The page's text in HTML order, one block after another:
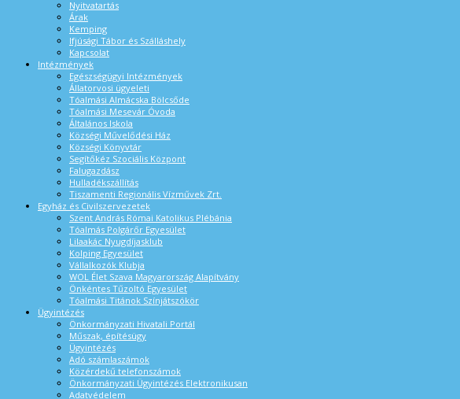
Nyitvatartás
Árak
Kemping
Ifjúsági Tábor és Szálláshely
Kapcsolat
Intézmények
Egészségügyi Intézmények
Állatorvosi ügyeleti
Tóalmási Almácska Bölcsőde
Tóalmási Mesevár Óvoda
Általános Iskola
Községi Művelődési Ház
Községi Könyvtár
Segítőkéz Szociális Központ
Falugazdász
Hulladékszállítás
Tiszamenti Regionális Vízművek Zrt.
Egyház és Civilszervezetek
Szent András Római Katolikus Plébánia
Tóalmás Polgárőr Egyesület
Lilaakác Nyugdíjasklub
Kolping Egyesület
Vállalkozók Klubja
WOL Élet Szava Magyarország Alapítvány
Önkéntes Tűzoltó Egyesület
Tóalmási Titánok Színjátszókör
Ügyintézés
Önkormányzati Hivatali Portál
Műszak, építésügy
Ügyintézés
Adó számlaszámok
Közérdekű telefonszámok
Önkormányzati Ügyintézés Elektronikusan
Adatvédelem